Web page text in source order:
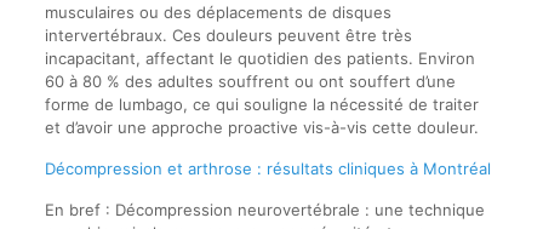
musculaires ou des déplacements de disques
intervertébraux. Ces douleurs peuvent être très
incapacitant, affectant le quotidien des patients. Environ
60 à 80 % des adultes souffrent ou ont souffert d’une
forme de lumbago, ce qui souligne la nécessité de traiter
et d’avoir une approche proactive vis-à-vis cette douleur.
Décompression et arthrose : résultats cliniques à Montréal
En bref : Décompression neurovertébrale : une technique